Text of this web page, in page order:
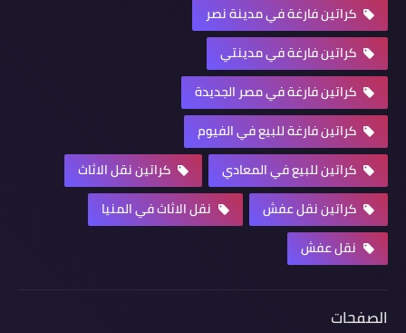
كراتين فارغة في مدينة نصر
كراتين فارغة في مدينتي
كراتين فارغة في مصر الجديدة
كراتين فارغة للبيع في الفيوم
كراتين للبيع في المعادي
كراتين نقل الاثاث
كراتين نقل عفش
نقل الاثاث في المنيا
نقل عفش
الصفحات